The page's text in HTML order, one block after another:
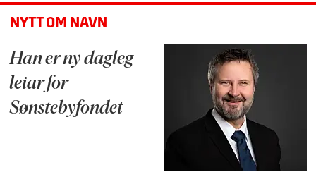
NYTT OM NAVN
Han er ny dagleg
leiar for
Sønstebyfondet